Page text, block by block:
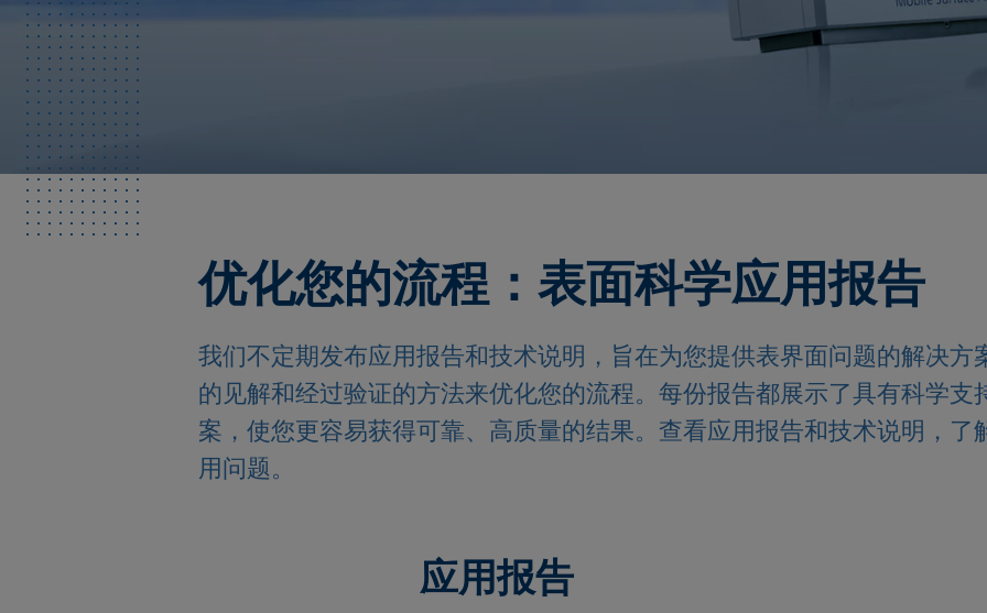
优化您的流程：表面科学应用报告
我们不定期发布应用报告和技术说明，旨在为您提供表界面问题的解决方
的见解和经过验证的方法来优化您的流程。每份报告都展示了具有科学支
案，使您更容易获得可靠、高质量的结果。查看应用报告和技术说明，了
用问题。
应用报告